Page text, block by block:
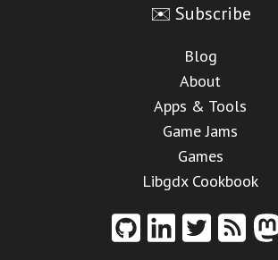
✉️ Subscribe
Blog
About
Apps & Tools
Game Jams
Games
Libgdx Cookbook